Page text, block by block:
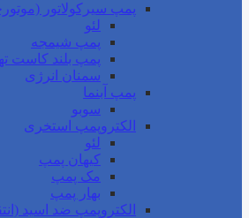
پمپ سیرکولاتور
لئو
پمپ شیمجه
پمپ بلند کاست
سمنان انرژی
پمپ آبنما
سوبو
الکتروپمپ استخری
لئو
کیهان پمپ
مک پمپ
بهار پمپ
الکتروپمپ ضد اسید